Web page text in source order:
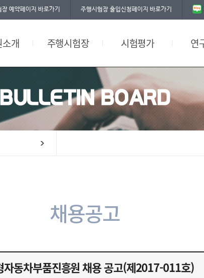
예약페이지 바로가기 주행시험장 출입신청페이지 바로가기
개
길
주행시험장
자율주행시험
워크숍
시험평가
공평성 선언문
연
BULLETIN BOARD
채용공고
자동차부품진흥원 채용 공고(제2017-011호)